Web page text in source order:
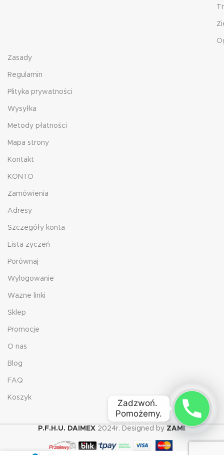
Zasady
Regulamin
Plityka prywatności
Wysyłka
Metody płatności
Mapa strony
Kontakt
KONTO
Zamówienia
Adresy
Szczegóły konta
Lista życzeń
Porównaj
Wylogowanie
Ważne linki
Sklep
Promocje
O nas
Blog
FAQ
Koszyk
P.F.H.U. DAIMEX 2024r. Designed byZAMI .
Zadzwoń.
Pomożemy.